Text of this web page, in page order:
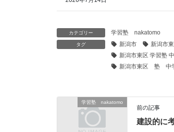
カテゴリー 学習塾 nakatomo
タグ 新潟市 新潟市
新潟市東区 学習塾
新潟市東区 塾 中
学習塾 nakatomo
前の記事
建設的に